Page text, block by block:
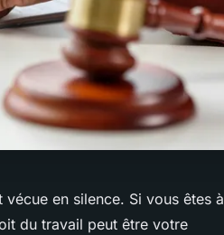
en silence. Si vous êtes à
du travail peut être votre